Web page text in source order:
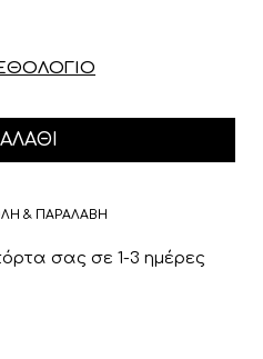
& ΠΑΡΑΛΑΒΗ
σας σε 1-3 ημέρες